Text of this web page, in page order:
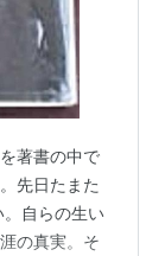
著書の中で
先日たまた
。自らの生い
の真実。そ